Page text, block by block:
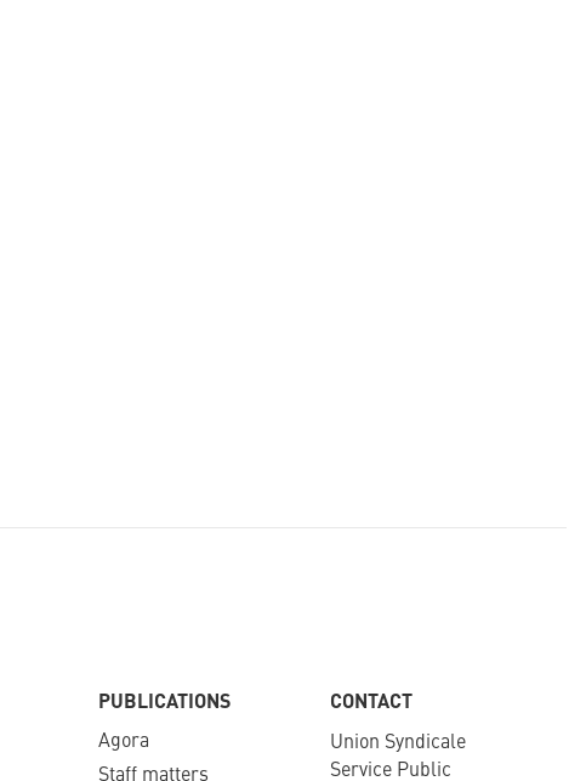
PUBLICATIONS
Agora
Staff matters
CONTACT
Union Syndicale
Service Public